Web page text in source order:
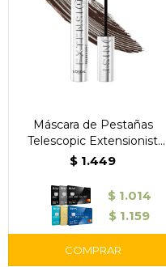
Máscara de Pestañas
Telescopic Extensionist
996 Black Brown - L'Oréal
$ 1.449
$ 1.014
$ 1.159